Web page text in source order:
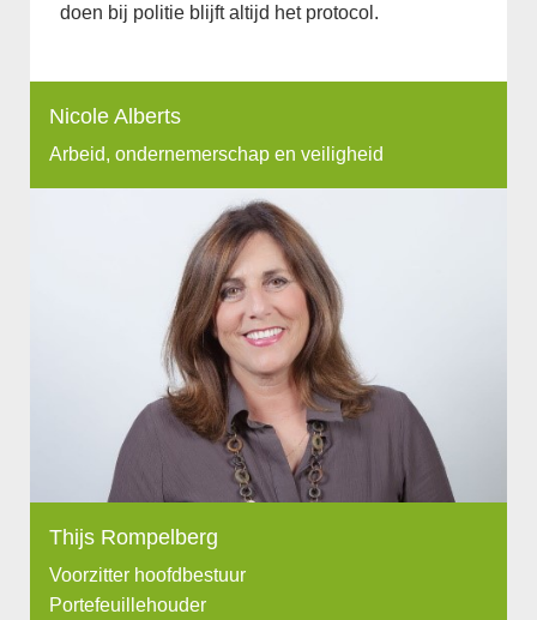
doen bij politie blijft altijd het protocol.
Nicole Alberts
Arbeid, ondernemerschap en veiligheid
Thijs Rompelberg
Voorzitter hoofdbestuur
Portefeuillehouder